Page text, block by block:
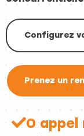
Configurez
Prenez un
0 appel